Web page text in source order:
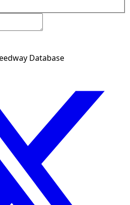
Database